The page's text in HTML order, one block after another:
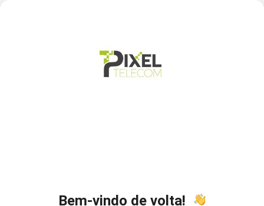
Bem-vindo de volta!